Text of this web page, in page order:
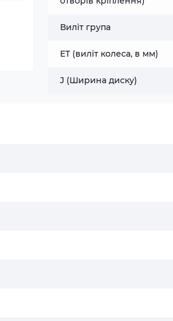
Виліт група
ET (виліт колеса, в мм)
J (Ширина диску)